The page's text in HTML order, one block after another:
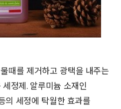
때를 제거하고 광택을 내주는
정제. 알루미늄 소재인
의 세정에 탁월한 효과를